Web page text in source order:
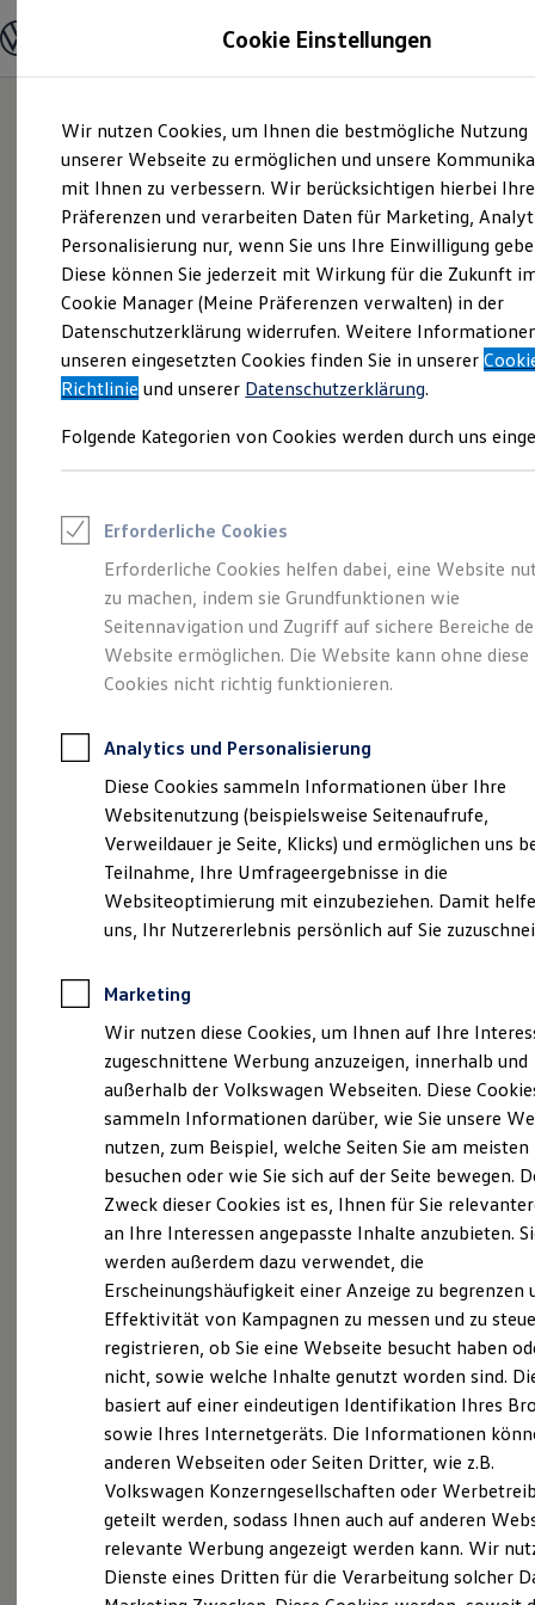
Hauptinhalt
springen
Footer
springen
Modelle und Konfigurator
Modelle vergleichen
Elektroautos
ENERGY Sondermodelle
Nutzfahrzeuge
SUV und CUV
Familienautos
Kombis
Kompaktwagen
Sportwagen
Schnell verfügbare Fahrzeuge
Angebote und Produkte
Aktuelle Angebote
E-Auto-Förderung
Volkswagen Marktplatz
Junge Gebrauchtwagen und Gebrauchtwagen
Saisonangebote
Leasing
Leasing-Angebote
Gebrauchtwagen Leasing
Junge Gebrauchtwagen-Leasing
Elektroauto Leasing
Kleinwagen-Leasing
Leasing ohne Anzahlung
Autokredit mit Schlussrate
Versicherungen und Garantien
Kfz-Versicherung
Restschuldversicherungen
Garantien
Wartungsverträge
Geschäftskunden
Professional Class bei Volkswagen
Großkunden
Behörden
Anpfiff zum Gewinn
Elektroautos
ID. Tutorials
Elektrofahrzeugkonzepte
Reichweite
Reichweite der ID. Modelle
Reichweite im Winter
Laden
Laden unterwegs
Laden Zuhause
Ladezeitensimulator
Batterie
Sicherheit
Garantie und Lebensdauer
Nachhaltigkeit
Technologie
Kosten und Kauf
Verbrauchskosten
Kaufoptionen
E-Auto-Förderung
Software und Konnektivität
Die ID. Software 6
ID. Software Versionen und Updates
Digitale Extras
Schnittstellen zu Ihrem ID.
Eine Klasse für sich.
Der Golf.
Impressum & Rechtliches
Details des Golf
Exterieur
Harmonisch aufeinander abgestimmt: Mit
beleuchtendem VolkswagenLogo und schnittigen
Frontstoßfängern weiß der Golfoptisch zu
überzeugen. Auch die neuen Scheinwerfer und
Rückleuchten mit optionalen dynamischen
Cookie Einstellungen
Wir nutzen Cookies, um Ihnen die bestmögliche Nutzung
unserer Webseite zu ermöglichen und unsere
mit Ihnen zu verbessern. Wir berücksichtigen hierbei Ihre
Präferenzen und verarbeiten Daten für Marketing,
Personalisierung nur, wenn Sie uns Ihre Einwilligung
Diese können Sie jederzeit mit Wirkung für die Zukunft
Cookie Manager (Meine Präferenzen verwalten) in der
Datenschutzerklärung widerrufen. Weitere
unseren eingesetzten Cookies finden Sie in unserer
Richtlinie und unserer Datenschutzerklärung.
Folgende Kategorien von Cookies werden durch uns
Erforderliche Cookies
Erforderliche Cookies helfen dabei, eine Website
zu machen, indem sie Grundfunktionen wie
Seitennavigation und Zugriff auf sichere Bereiche
Website ermöglichen. Die Website kann ohne diese
Cookies nicht richtig funktionieren.
Analytics und Personalisierung
Diese Cookies sammeln Informationen über Ihre
Websitenutzung (beispielsweise Seitenaufrufe,
Verweildauer je Seite, Klicks) und ermöglichen uns
Teilnahme, Ihre Umfrageergebnisse in die
Websiteoptimierung mit einzubeziehen. Damit
uns, Ihr Nutzererlebnis persönlich auf Sie
Marketing
Wir nutzen diese Cookies, um Ihnen auf Ihre
zugeschnittene Werbung anzuzeigen, innerhalb und
außerhalb der Volkswagen Webseiten. Diese
sammeln Informationen darüber, wie Sie unsere
nutzen, zum Beispiel, welche Seiten Sie am meisten
besuchen oder wie Sie sich auf der Seite bewegen.
Zweck dieser Cookies ist es, Ihnen für Sie
an Ihre Interessen angepasste Inhalte anzubieten.
werden außerdem dazu verwendet, die
Erscheinungshäufigkeit einer Anzeige zu begrenzen
Effektivität von Kampagnen zu messen und zu
registrieren, ob Sie eine Webseite besucht haben
nicht, sowie welche Inhalte genutzt worden sind.
basiert auf einer eindeutigen Identifikation Ihres
sowie Ihres Internetgeräts. Die Informationen
anderen Webseiten oder Seiten Dritter, wie z.B.
Volkswagen Konzerngesellschaften oder
geteilt werden, sodass Ihnen auch auf anderen
relevante Werbung angezeigt werden kann. Wir
Dienste eines Dritten für die Verarbeitung solcher